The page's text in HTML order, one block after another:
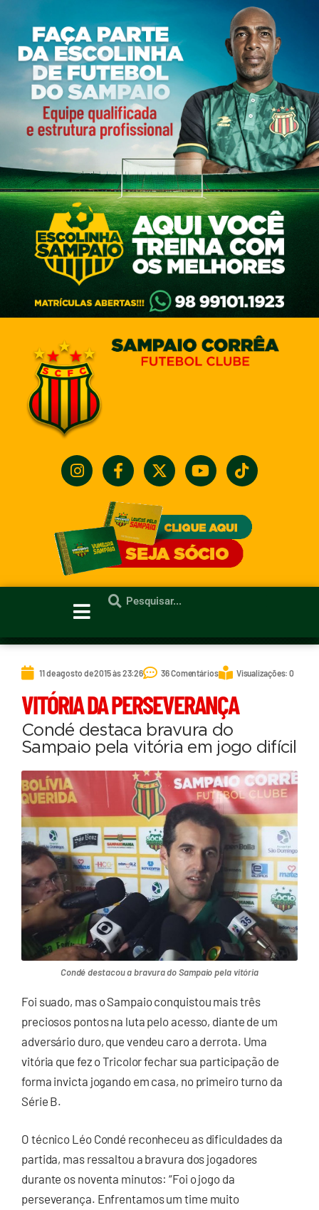
11 de agosto de 2015 às 23:26 36 Comentários Visualizações: 0
VITÓRIA DA PERSEVERANÇA
Condé destaca bravura do
Sampaio pela vitória em jogo difícil
Condé destacou a bravura do Sampaio pela vitória
Foi suado, mas o Sampaio conquistou mais três
preciosos pontos na luta pelo acesso, diante de um
adversário duro, que vendeu caro a derrota. Uma
vitória que fez o Tricolor fechar sua participação de
forma invicta jogando em casa, no primeiro turno da
Série B.
O técnico Léo Condé reconheceu as dificuldades da
partida, mas ressaltou a bravura dos jogadores
durante os noventa minutos: “Foi o jogo da
perseverança. Enfrentamos um time muito